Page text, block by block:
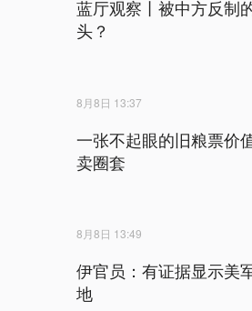
蓝厅观察丨被中方反制
头？
8月8日 13:37
一张不起眼的旧粮票价
卖圈套
8月8日 13:49
伊官员：有证据显示美
地